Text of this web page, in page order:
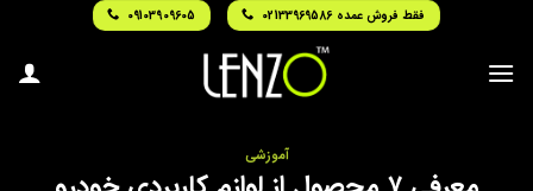
content
فقط فروش عمده 02133969586 09103909605
آموزشی